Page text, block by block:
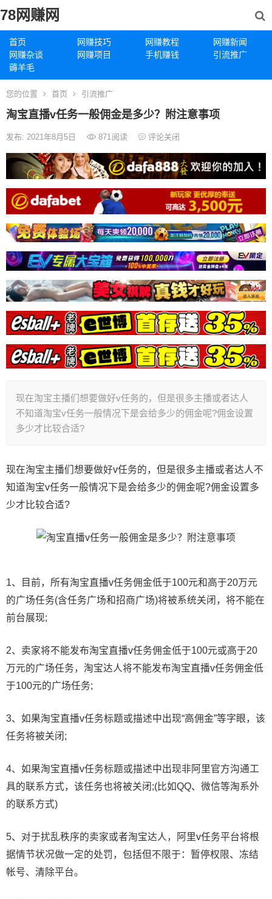
78网赚网
首页 网赚技巧 网赚教程
网赚新闻
网赚杂谈
网赚项目 手机赚钱
引流推广
薅羊毛
您的位置 首页 引流推广
淘宝直播v任务一般佣金是多少？附注意事项
发布: 2021年8月5日 871阅读 评论关闭
现在淘宝主播们想要做好v任务的，但是很多主播或者达人
不知道淘宝v任务一般情况下是会给多少的佣金呢?佣金设置
多少才比较合适?
现在淘宝主播们想要做好v任务的，但是很多主播或者达人不
知道淘宝v任务一般情况下是会给多少的佣金呢?佣金设置多
少才比较合适?
1、目前，所有淘宝直播v任务佣金低于100元和高于20万元
的广场任务(含任务广场和招商广场)将被系统关闭，将不能在
前台展现;
2、卖家将不能发布淘宝直播v任务佣金低于100元或高于20
万元的广场任务，淘宝达人将不能发布淘宝直播v任务佣金低
于100元的广场任务;
3、如果淘宝直播v任务标题或描述中出现“高佣金”等字眼，该
任务将被关闭;
4、如果淘宝直播v任务标题或描述中出现非阿里官方沟通工
具的联系方式，该任务也将被关闭;(比如QQ、微信等淘系外
的联系方式)
5、对于扰乱秩序的卖家或者淘宝达人，阿里v任务平台将根
据情节状况做一定的处罚，包括但不限于：暂停权限、冻结
帐号、清除平台。